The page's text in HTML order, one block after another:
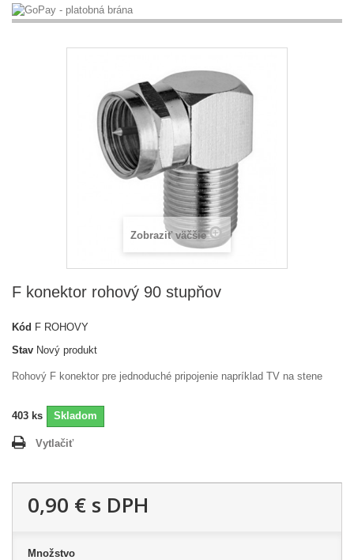
Zobraziť väčšie
F konektor rohový 90 stupňov
Kód F ROHOVY
Stav Nový produkt
Rohový F konektor pre jednoduché pripojenie napríklad TV na stene
403 ks Skladom
Vytlačiť
0,90 € s DPH
Množstvo